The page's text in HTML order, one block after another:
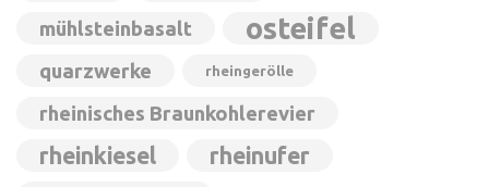
mühlsteinbasalt osteifel
quarzwerke rheingerölle
rheinisches Braunkohlerevier
rheinkiesel rheinufer